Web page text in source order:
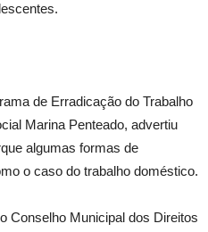
de Erradicação do Trabalho
Marina Penteado, advertiu
algumas formas de
o caso do trabalho doméstico.
Conselho Municipal dos Direitos